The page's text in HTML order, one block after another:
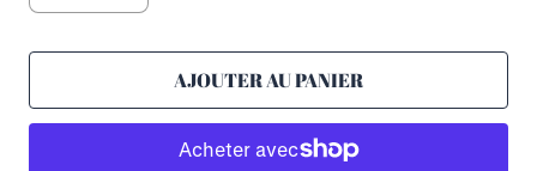
AJOUTER AU PANIER